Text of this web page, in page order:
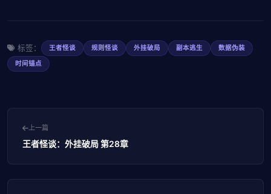
标签： 王者怪谈 规则怪谈 外挂破局 副本逃生
数据伪装
时间锚点
上一篇
王者怪谈：外挂破局 第28章